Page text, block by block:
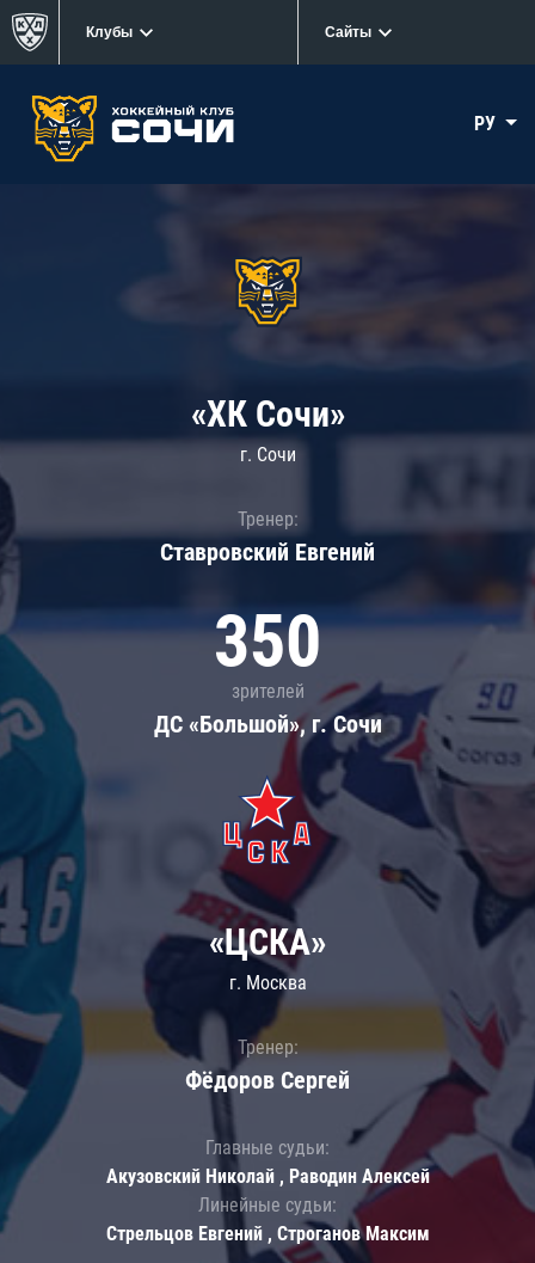
Клубы Сайты
РУ
«ХК Сочи»
г. Сочи
Тренер:
Ставровский Евгений
350
зрителей
ДС «Большой», г. Сочи
«ЦСКА»
г. Москва
Тренер:
Фёдоров Сергей
Главные судьи:
Акузовский Николай , Раводин Алексей
Линейные судьи:
Стрельцов Евгений , Строганов Максим